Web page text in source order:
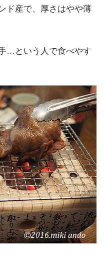
ド産で、厚さはやや薄
…という人で食べやす